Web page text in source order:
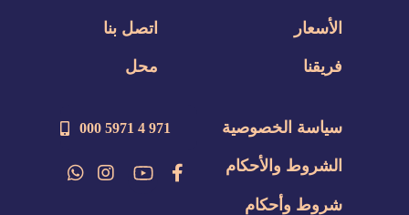
الأسعار
فريقنا
اتصل بنا
محل
سياسة الخصوصية
الشروط والأحكام
شروط وأحكام
971 4 5971 000